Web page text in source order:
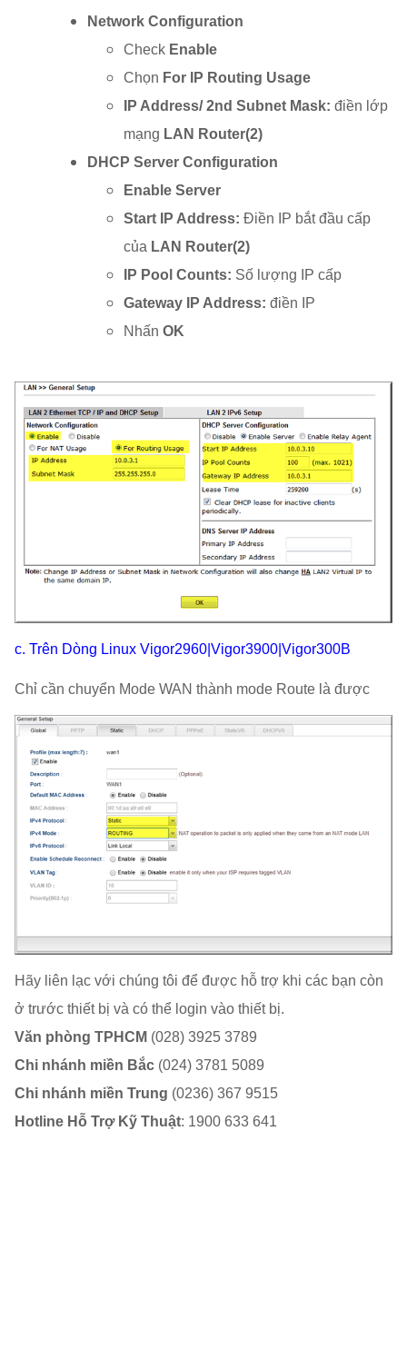
Network Configuration
Check Enable
Chọn For IP Routing Usage
IP Address/ 2nd Subnet Mask: điền lớp
mạng LAN Router(2)
DHCP Server Configuration
Enable Server
Start IP Address: Điền IP bắt đầu cấp
của LAN Router(2)
IP Pool Counts: Số lượng IP cấp
Gateway IP Address: điền IP
Nhấn OK
c. Trên Dòng Linux Vigor2960|Vigor3900|Vigor300B
Chỉ cần chuyển Mode WAN thành mode Route là được
Hãy liên lạc với chúng tôi để được hỗ trợ khi các bạn còn
ở trước thiết bị và có thể login vào thiết bị.
Văn phòng TPHCM (028) 3925 3789
Chi nhánh miền Bắc (024) 3781 5089
Chi nhánh miền Trung (0236) 367 9515
Hotline Hỗ Trợ Kỹ Thuật: 1900 633 641